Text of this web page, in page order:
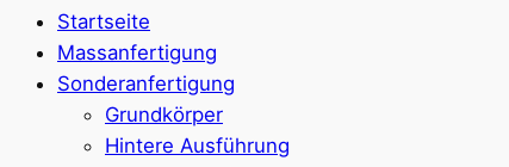
Startseite
Massanfertigung
Sonderanfertigung
Grundkörper
Hintere Ausführung